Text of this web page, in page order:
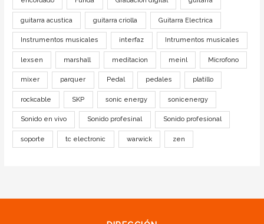
guitarra acustica guitarra criolla Guitarra Electrica
Instrumentos musicales interfaz Intrumentos musicales
lexsen marshall meditacion meinl Microfono
mixer parquer Pedal pedales platillo
rockcable SKP sonic energy sonicenergy
Sonido en vivo Sonido profesinal Sonido profesional
soporte tc electronic warwick zen